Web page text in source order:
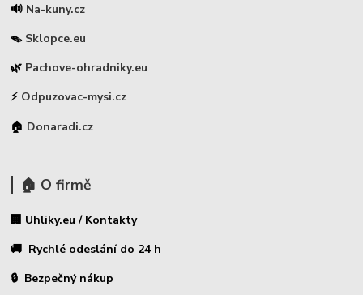
🔊 Na-kuny.cz
🪤 Sklopce.eu
🌿 Pachove-ohradniky.eu
⚡ Odpuzovac-mysi.cz
🏠 Donaradi.cz
🏠 O firmě
🏢 Uhliky.eu / Kontakty
🚚 Rychlé odeslání do 24 h
🔒 Bezpečný nákup